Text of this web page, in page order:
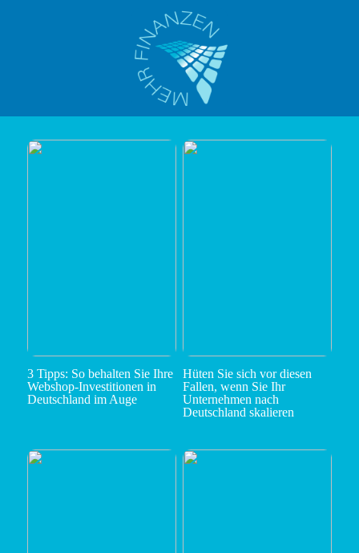
3 Tipps: So behalten Sie Ihre
Webshop-Investitionen in
Deutschland im Auge
Hüten Sie sich vor diesen
Fallen, wenn Sie Ihr
Unternehmen nach
Deutschland skalieren